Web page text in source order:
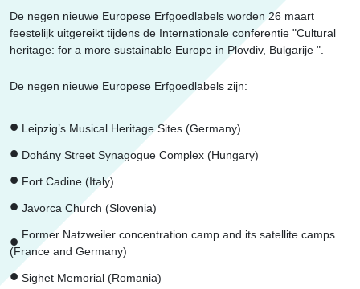
De negen nieuwe Europese Erfgoedlabels worden 26 maart
feestelijk uitgereikt tijdens de Internationale conferentie "Cultural
heritage: for a more sustainable Europe in Plovdiv, Bulgarije ".
De negen nieuwe Europese Erfgoedlabels zijn:
Leipzig’s Musical Heritage Sites (Germany)
Dohány Street Synagogue Complex (Hungary)
Fort Cadine (Italy)
Javorca Church (Slovenia)
Former Natzweiler concentration camp and its satellite camps
(France and Germany)
Sighet Memorial (Romania)